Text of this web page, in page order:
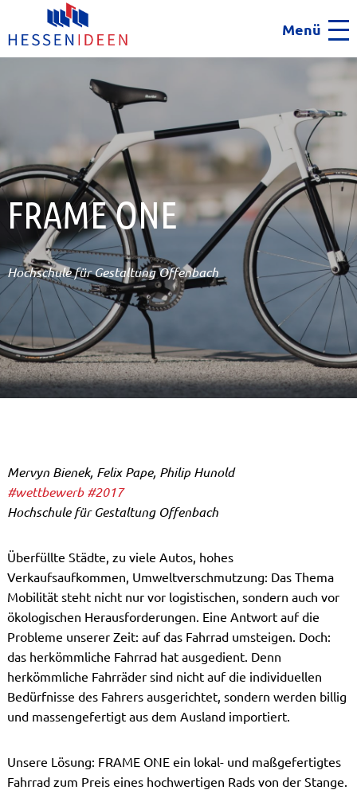
Menü
FRAME ONE
Hochschule für Gestaltung Offenbach
Mervyn Bienek, Felix Pape, Philip Hunold
#wettbewerb #2017
Hochschule für Gestaltung Offenbach
Überfüllte Städte, zu viele Autos, hohes
Verkaufsaufkommen, Umweltverschmutzung: Das Thema
Mobilität steht nicht nur vor logistischen, sondern auch vor
ökologischen Herausforderungen. Eine Antwort auf die
Probleme unserer Zeit: auf das Fahrrad umsteigen. Doch:
das herkömmliche Fahrrad hat ausgedient. Denn
herkömmliche Fahrräder sind nicht auf die individuellen
Bedürfnisse des Fahrers ausgerichtet, sondern werden billig
und massengefertigt aus dem Ausland importiert.
Unsere Lösung: FRAME ONE ein lokal- und maßgefertigtes
Fahrrad zum Preis eines hochwertigen Rads von der Stange.